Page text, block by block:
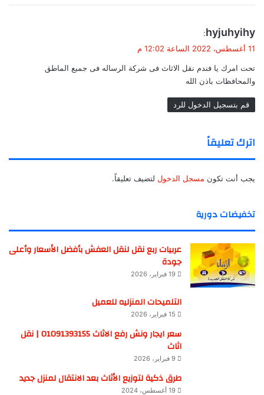
ي
ل
hyjuhyihy
:
11 أغسطس، 2022 الساعة 12:02 م
تحت امرك يا فندم نقل الاثاث فى شركة الرساله فى جميع الماطق
والمحافظات باذن الله
قم بتسجيل الدخول للرد
اترك تعليقاً
يجب أنت تكون مسجل الدخول لتضيف تعليقاً.
تخفيضات دورية
عربيات ربع نقل لنقل العفش بأفضل الأسعار وأعلى
جودة
19 فبراير، 2026
التلميحات المنزليه للعميل
15 فبراير، 2026
سعر ايجار ونش رفع الاثاث 01091393155 | نقل
اثاث
9 فبراير، 2026
طرق ذكية لتوزيع الأثاث بعد الانتقال لمنزل جديد
19 أغسطس، 2024